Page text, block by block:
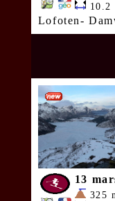
10.2
Lofoten-
13
325